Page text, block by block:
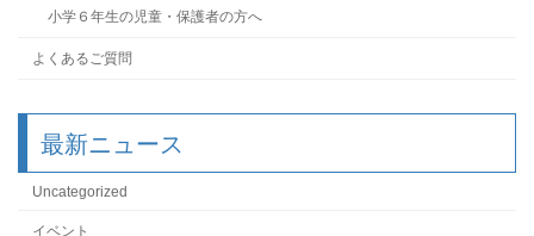
小学６年生の児童・保護者の方へ
よくあるご質問
最新ニュース
Uncategorized
イベント